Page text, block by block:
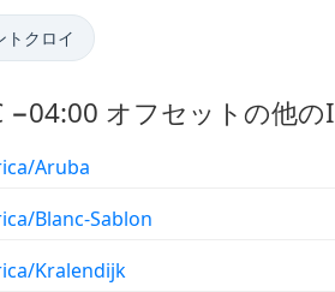
トクロイ
−04:00 オフセットの他
Aruba
Blanc-Sablon
Kralendijk